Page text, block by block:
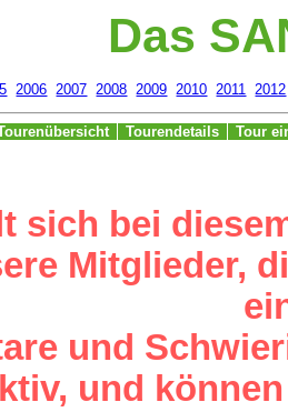
Das
2006 2007 2008 2009 2010 2011 2012
Tourendetails Tour
sich bei
Mitglieder,
und
und